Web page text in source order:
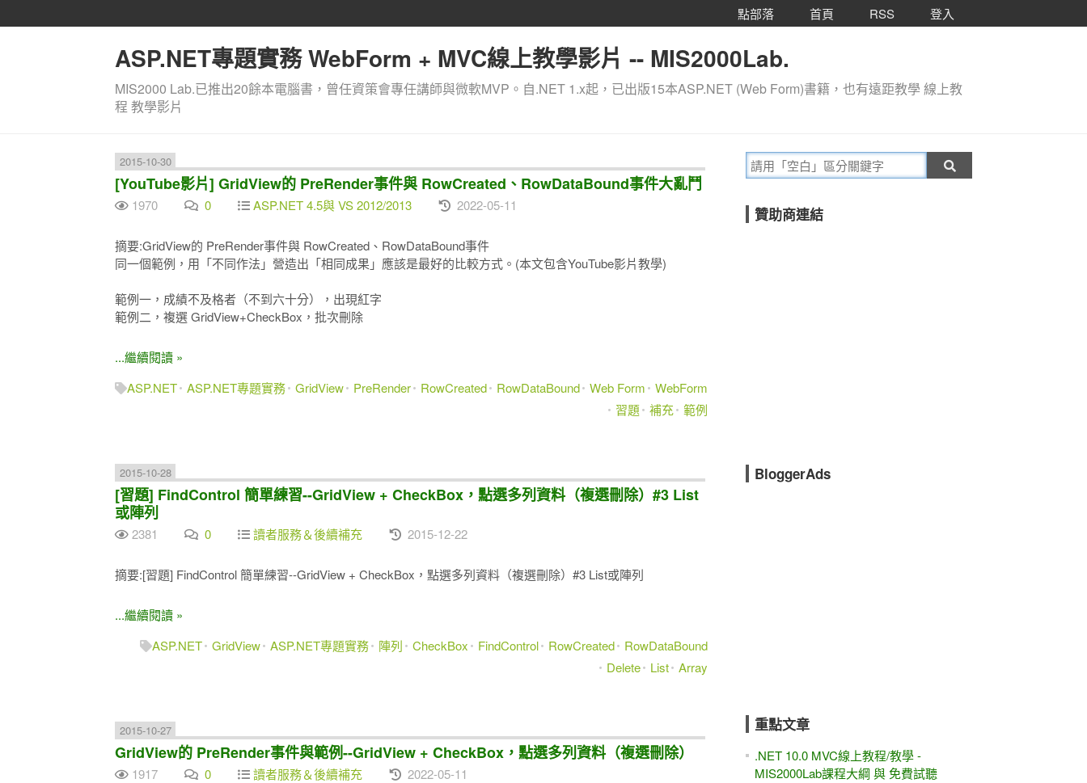
點部落 首頁 RSS 登入
ASP.NET專題實務 WebForm + MVC線上教學影片 -- MIS2000Lab.
MIS2000 Lab.已推出20餘本電腦書，曾任資策會專任講師與微軟MVP。自.NET 1.x起，已出版15本ASP.NET (Web Form)書籍，也有遠距教學 線上教
程 教學影片
2015-10-30
[YouTube影片] GridView的 PreRender事件與 RowCreated、RowDataBound事件大亂鬥
1970 0 ASP.NET 4.5與 VS 2012/2013 2022-05-11
摘要:GridView的 PreRender事件與 RowCreated、RowDataBound事件
同一個範例，用「不同作法」營造出「相同成果」應該是最好的比較方式。(本文包含YouTube影片教學)
範例一，成績不及格者（不到六十分），出現紅字
範例二，複選 GridView+CheckBox，批次刪除
...繼續閱讀 »
ASP.NET ASP.NET專題實務 GridView PreRender RowCreated RowDataBound Web Form
WebForm
習題 補充 範例
2015-10-28
[習題] FindControl 簡單練習--GridView + CheckBox，點選多列資料（複選刪除）#3 List
或陣列
2381 0 讀者服務＆後續補充 2015-12-22
摘要:[習題] FindControl 簡單練習--GridView + CheckBox，點選多列資料（複選刪除）#3 List或陣列
...繼續閱讀 »
ASP.NET GridView ASP.NET專題實務 陣列 CheckBox FindControl RowCreated
RowDataBound
Delete
List Array
2015-10-27
GridView的 PreRender事件與範例--GridView + CheckBox，點選多列資料（複選刪除）
1917 0 讀者服務＆後續補充 2022-05-11
贊助商連結
BloggerAds
重點文章
.NET 10.0 MVC線上教程/教學 -
MIS2000Lab課程大綱 與 免費試聽